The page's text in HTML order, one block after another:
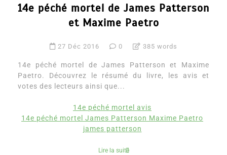
14e péché mortel de James Patterson
et Maxime Paetro
27 Déc 2016 0 385 words
14e péché mortel de James Patterson et Maxime
Paetro. Découvrez le résumé du livre, les avis et
votes des lecteurs ainsi que...
14e péché mortel avis
14e péché mortel James Patterson Maxime Paetro
james patterson
Lire la suite